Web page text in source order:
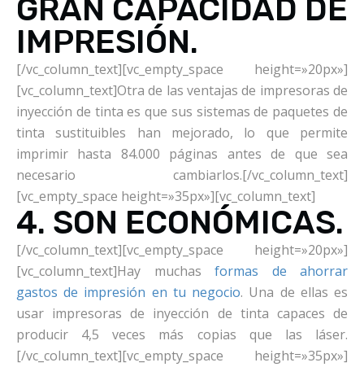
GRAN CAPACIDAD DE
IMPRESIÓN.
[/vc_column_text][vc_empty_space height=»20px»]
[vc_column_text]Otra de las ventajas de impresoras de
inyección de tinta es que sus sistemas de paquetes de
tinta sustituibles han mejorado, lo que permite
imprimir hasta 84.000 páginas antes de que sea
necesario cambiarlos.[/vc_column_text]
[vc_empty_space height=»35px»][vc_column_text]
4. SON ECONÓMICAS.
[/vc_column_text][vc_empty_space height=»20px»]
[vc_column_text]Hay muchas formas de ahorrar
gastos de impresión en tu negocio. Una de ellas es
usar impresoras de inyección de tinta capaces de
producir 4,5 veces más copias que las láser.
[/vc_column_text][vc_empty_space height=»35px»]